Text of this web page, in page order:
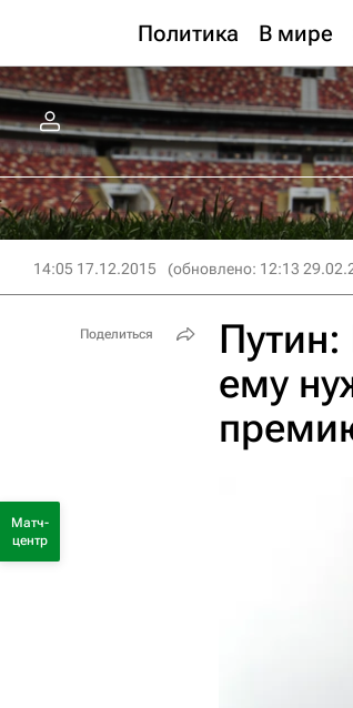
Политика В мире
14:05 17.12.2015 (обновлено: 12:13
ему
Поделиться
Матч-
центр